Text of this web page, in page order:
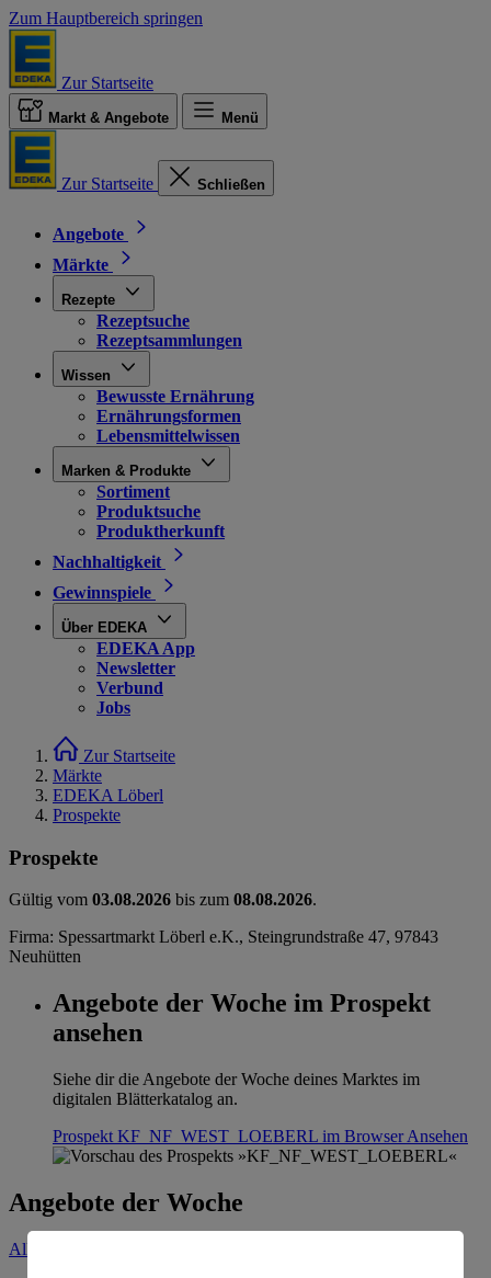
Zum Hauptbereich springen
Zur Startseite
Markt & Angebote Menü
Zur Startseite Schließen
Angebote
Märkte
Rezepte
Rezeptsuche
Rezeptsammlungen
Wissen
Bewusste Ernährung
Ernährungsformen
Lebensmittelwissen
Marken & Produkte
Sortiment
Produktsuche
Produktherkunft
Nachhaltigkeit
Gewinnspiele
Über EDEKA
EDEKA App
Newsletter
Verbund
Jobs
Zur Startseite
Märkte
EDEKA Löberl
Prospekte
Prospekte
Gültig vom 03.08.2026 bis zum 08.08.2026.
Firma: Spessartmarkt Löberl e.K., Steingrundstraße 47, 97843
Neuhütten
Angebote der Woche im Prospekt
ansehen
Siehe dir die Angebote der Woche deines Marktes im
digitalen Blätterkatalog an.
Prospekt KF_NF_WEST_LOEBERL im BrowserAnsehen
Angebote der Woche
Alle Angebote ansehen